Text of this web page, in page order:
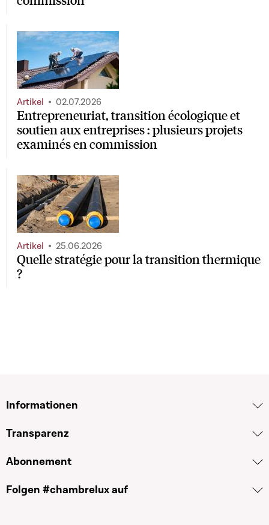
Entrepreneuriat, transition écologique et
soutien aux entreprises : plusieurs projets
examinés en commission
Artikel 02.07.2026
Quelle stratégie pour la transition thermique
?
Artikel 25.06.2026
Informationen
Transparenz
Abonnement
Folgen #chambrelux auf